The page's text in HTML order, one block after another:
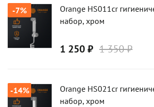
-7%
Orange HS011cr
набор, хром
1 250 ₽ 1 350 ₽
-14%
Orange HS021cr
набор, хром